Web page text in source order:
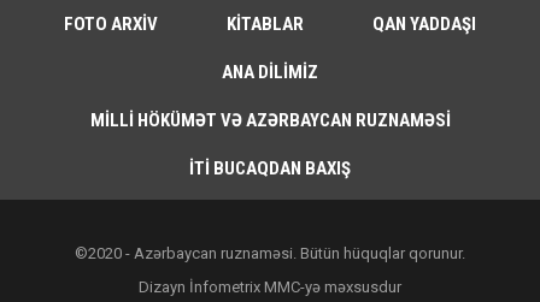
FOTO ARXIV KITABLAR QAN YADDAŞI
ANA DILIMIZ
MILLI HÖKÜMƏT VƏ AZƏRBAYCAN RUZNAMƏSI
İTI BUCAQDAN BAXIŞ
©2020 - Azərbaycan ruznaməsi. Bütün hüquqlar qorunur.
Dizayn İnfometrix MMC-yə məxsusdur